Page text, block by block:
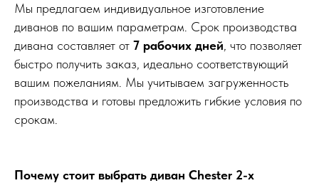
Мы предлагаем индивидуальное изготовление
диванов по вашим параметрам. Срок производства
дивана составляет от 7 рабочих дней, что позволяет
быстро получить заказ, идеально соответствующий
вашим пожеланиям. Мы учитываем загруженность
производства и готовы предложить гибкие условия по
срокам.
Почему стоит выбрать диван Chester 2-х